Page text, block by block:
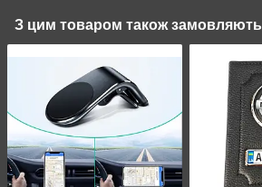
З цим товаром також замовляють